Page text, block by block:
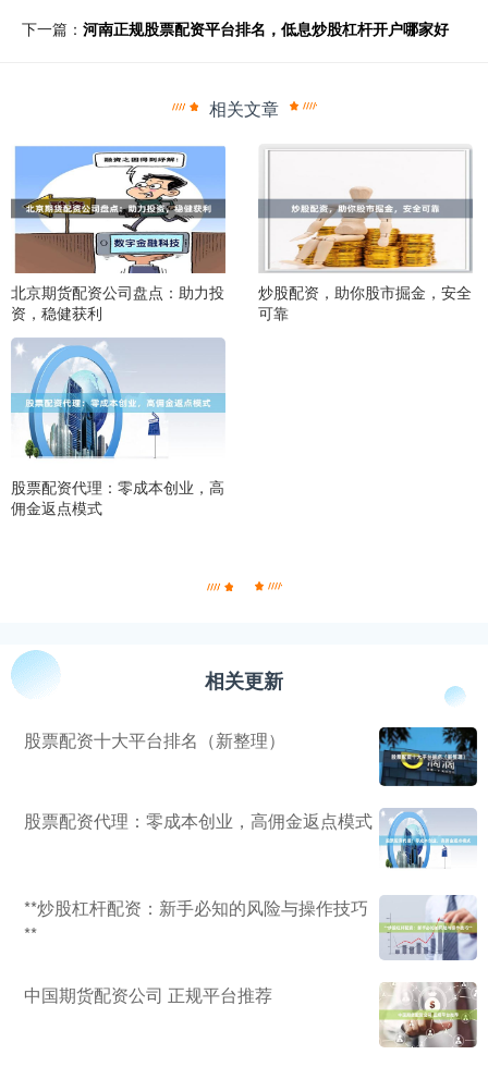
下一篇： 河南正规股票配资平台排名，低息炒股杠杆开户哪家好
相关文章
北京期货配资公司盘点：助力投
资，稳健获利
炒股配资，助你股市掘金，安全
可靠
股票配资代理：零成本创业，高
佣金返点模式
相关更新
股票配资十大平台排名（新整理）
股票配资代理：零成本创业，高佣金返点模式
**炒股杠杆配资：新手必知的风险与操作技巧
**
中国期货配资公司 正规平台推荐